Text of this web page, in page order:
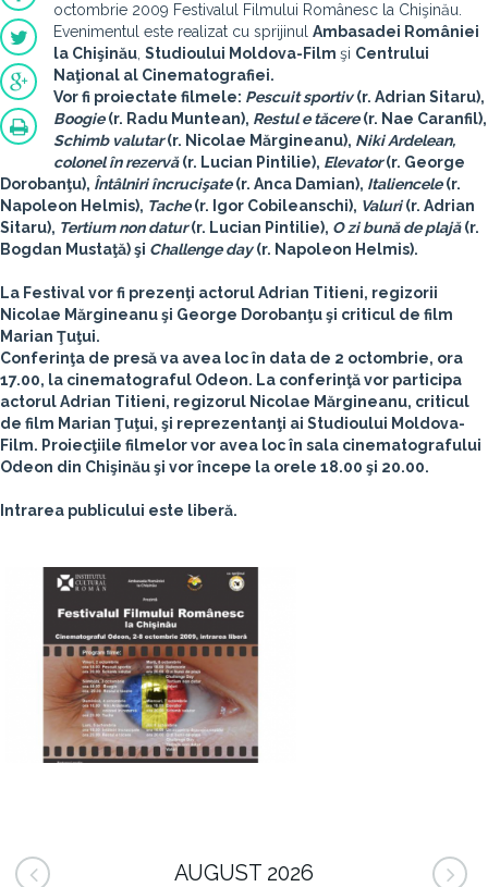
octombrie 2009 Festivalul Filmului Românesc la Chişinău.
Evenimentul este realizat cu sprijinul Ambasadei României
la Chişinău Studioului Moldova-Film şi Centrului
Naţional al Cinematografiei.
Vor fi proiectate filmele: Pescuit sportiv(r. Adrian Sitaru),
Boogie(r. Radu Muntean), Restul e tăcere(r. Nae Caranfil),
Schimb valutar(r. Nicolae Mărgineanu), Niki Ardelean,
colonel în rezervă(r. Lucian Pintilie), Elevator(r. George
Dorobanţu), Întâlniri încrucişate(r. Anca Damian), Italiencele(r.
Napoleon Helmis), Tache(r. Igor Cobileanschi), Valuri(r. Adrian
Sitaru), Tertium non datur(r. Lucian Pintilie), O zi bună de plajă(r.
Bogdan Mustaţă) şi Challenge day(r. Napoleon Helmis).
La Festival vor fi prezenţi actorulAdrian Titieni, regizorii
Nicolae Mărgineanuşi George Dorobanţuşi criticul de film
Marian Ţuţui.
Conferinţa de presăva avea loc în data de 2 octombrie, ora
17.00, la cinematograful Odeon. La conferinţă vor participa
actorul Adrian Titieni, regizorul Nicolae Mărgineanu, criticul
de film Marian Ţuţui, şi reprezentanţi ai Studioului Moldova-
Film. Proiecţiile filmelor vor avea loc în sala cinematografului
Odeon din Chişinău şi vor începe la orele 18.00 şi 20.00.
Intrarea publicului este liberă.
AUGUST 2026